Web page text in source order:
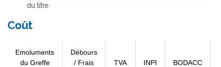
du titre
Coût
Emoluments
du Greffe
Débours
/ Frais
TVA INPI BODACC